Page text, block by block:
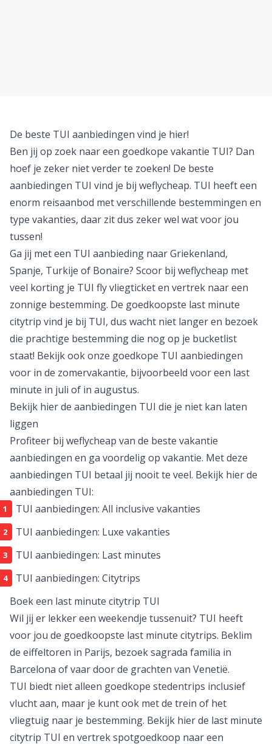
De beste TUI aanbiedingen vind je hier!
Ben jij op zoek naar een goedkope vakantie TUI? Dan
hoef je zeker niet verder te zoeken! De beste
aanbiedingen TUI vind je bij weflycheap. TUI heeft een
enorm reisaanbod met verschillende bestemmingen en
type vakanties, daar zit dus zeker wel wat voor jou
tussen!
Ga jij met een TUI aanbieding naarGriekenland,
Spanje, Turkije of Bonaire? Scoor bij weflycheap met
veel korting je TUI fly vliegticket en vertrek naar een
zonnige bestemming. De goedkoopste last minute
citytrip vind je bij TUI, dus wacht niet langer en bezoek
die prachtige bestemming die nog op je bucketlist
staat! Bekijk ook onze goedkope TUI aanbiedingen
voor in de zomervakantie, bijvoorbeeld voor een last
minute in juli of in augustus.
Bekijk hier de aanbiedingen TUI die je niet kan laten
liggen
Profiteer bij weflycheap van de beste vakantie
aanbiedingen en ga voordelig op vakantie. Met deze
aanbiedingen TUI betaal jij nooit te veel. Bekijk hier de
aanbiedingen TUI:
TUI aanbiedingen: All inclusive vakanties
TUI aanbiedingen: Luxe vakanties
TUI aanbiedingen: Last minutes
TUI aanbiedingen: Citytrips
Boek een last minute citytrip TUI
Wil jij er lekker een weekendje tussenuit? TUI heeft
voor jou de goedkoopste last minute citytrips. Beklim
de eiffeltoren in Parijs, bezoek sagrada familia in
Barcelona of vaar door de grachten van Venetië.
TUI biedt niet alleen goedkope stedentrips inclusief
vlucht aan, maar je kunt ook met de trein of het
vliegtuig naar je bestemming. Bekijk hier de last minute
citytrip TUI en vertrek spotgoedkoop naar een